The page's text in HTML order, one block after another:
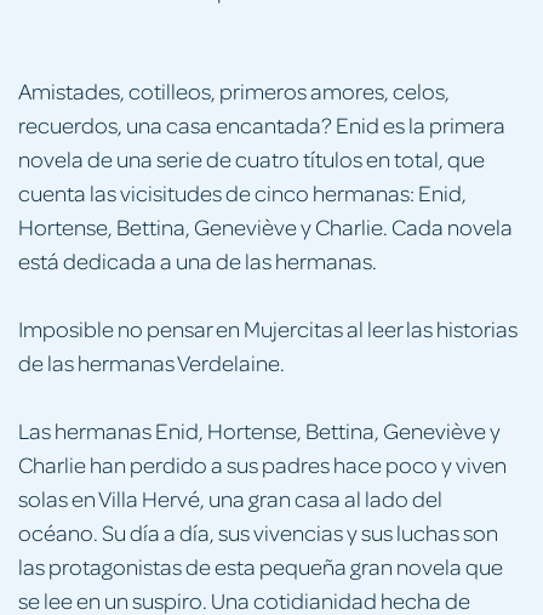
Amistades, cotilleos, primeros amores, celos,
recuerdos, una casa encantada? Enid es la primera
novela de una serie de cuatro títulos en total, que
cuenta las vicisitudes de cinco hermanas: Enid,
Hortense, Bettina, Geneviève y Charlie. Cada novela
está dedicada a una de las hermanas.
Imposible no pensar en Mujercitas al leer las historias
de las hermanas Verdelaine.
Las hermanas Enid, Hortense, Bettina, Geneviève y
Charlie han perdido a sus padres hace poco y viven
solas en Villa Hervé, una gran casa al lado del
océano. Su día a día, sus vivencias y sus luchas son
las protagonistas de esta pequeña gran novela que
se lee en un suspiro. Una cotidianidad hecha de